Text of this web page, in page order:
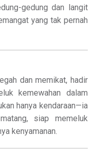
gedung dan langit
yang tak pernah
dan memikat, hadir
kemewahan dalam
hanya kendaraan—ia
siap memeluk
kenyamanan.